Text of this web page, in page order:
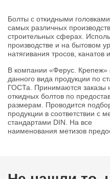
Болты с откидными
самых различных
строительных сферах.
производстве и на бытовом
натягивания тросов, канатов
В компании «Ферус.
данного вида продукции по
ГОСТа. Принимаются заказы
откидных болтов по
размерам. Проводится
продукции в соответствии с
стандартами DIN. На все
наименования метизов